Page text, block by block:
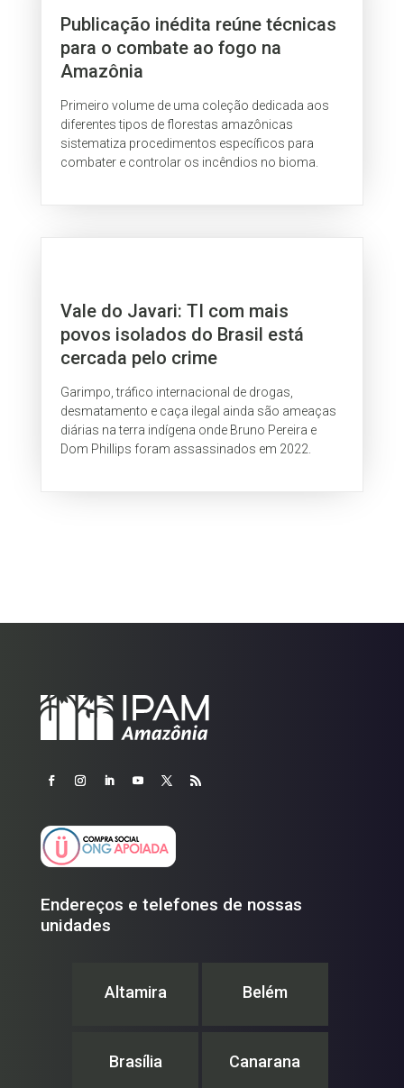
Publicação inédita reúne técnicas
para o combate ao fogo na
Amazônia
Primeiro volume de uma coleção dedicada aos
diferentes tipos de florestas amazônicas
sistematiza procedimentos específicos para
combater e controlar os incêndios no bioma.
Vale do Javari: TI com mais
povos isolados do Brasil está
cercada pelo crime
Garimpo, tráfico internacional de drogas,
desmatamento e caça ilegal ainda são ameaças
diárias na terra indígena onde Bruno Pereira e
Dom Phillips foram assassinados em 2022.
Endereços e telefones de nossas
unidades
Altamira Belém
Brasília Canarana